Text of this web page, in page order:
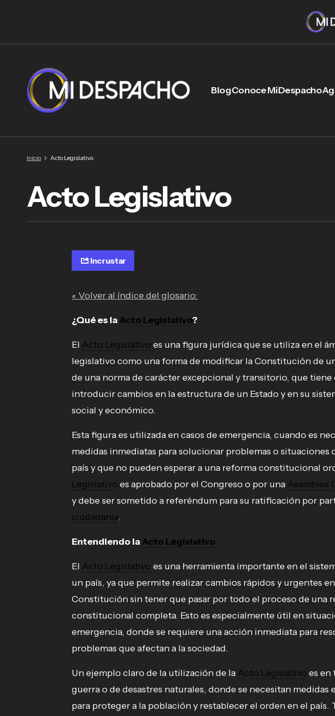
BlogConoce MiDespacho
Inicio Acto Legislativo
Acto Legislativo
Incrustar
« Volver al índice del glosario:
¿Qué es la Acto Legislativo?
El Acto Legislativo es una figura jurídica que se utiliza en el
legislativo como una forma de modificar la Constitución de
de una norma de carácter excepcional y transitorio, que
introducir cambios en la estructura de un Estado y en su
social y económico.
Esta figura es utilizada en casos de emergencia, cuando es
medidas inmediatas para solucionar problemas o situaciones
país y que no pueden esperar a una reforma constitucional
Legislativo es aprobado por el Congreso o por una Asamblea
y debe ser sometido a referéndum para su ratificación por
ciudadanía.
Entendiendo la Acto Legislativo
El Acto Legislativo es una herramienta importante en el
un país, ya que permite realizar cambios rápidos y urgentes
Constitución sin tener que pasar por todo el proceso de una
constitucional completa. Esto es especialmente útil en
emergencia, donde se requiere una acción inmediata para
problemas que afectan a la sociedad.
Un ejemplo claro de la utilización de la Acto Legislativo es en
guerra o de desastres naturales, donde se necesitan medidas
para proteger a la población y restablecer el orden en el país.